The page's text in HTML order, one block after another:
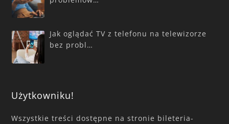
Jak oglądać TV z telefonu na telewizorze
bez probl…
Użytkowniku!
Wszystkie treści dostępne na stronie bileteria-